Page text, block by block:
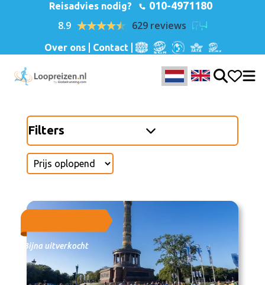
Reisadvies nodig? 010-4971180
8.9 629 reviews
Over ons Contact
Filters
Bijna uitverkocht